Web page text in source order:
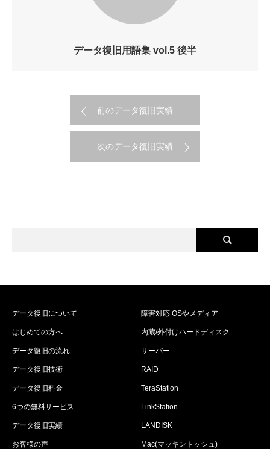
データ復旧用語集 vol.5 後半
前のデータ復旧実績
次のデータ復旧実績
データ復旧について
はじめての方へ
データ復旧の流れ
データ復旧技術
データ復旧料金
6つの無料サービス
データ復旧実績
お客様の声
障害対応 OSやメディア
内蔵/外付けハードディスク
サーバー
RAID
TeraStation
LinkStation
LANDISK
Mac(マッキントッシュ)